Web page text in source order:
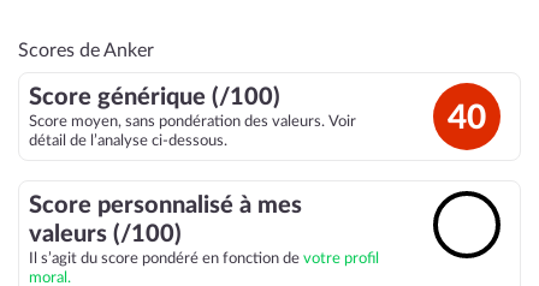
Scores de Anker
Score générique (/100)
Score moyen, sans pondération des valeurs. Voir
détail de l’analyse ci-dessous.
40
Score personnalisé à mes
valeurs (/100)
Il s’agit du score pondéré en fonction de votre profil
moral.